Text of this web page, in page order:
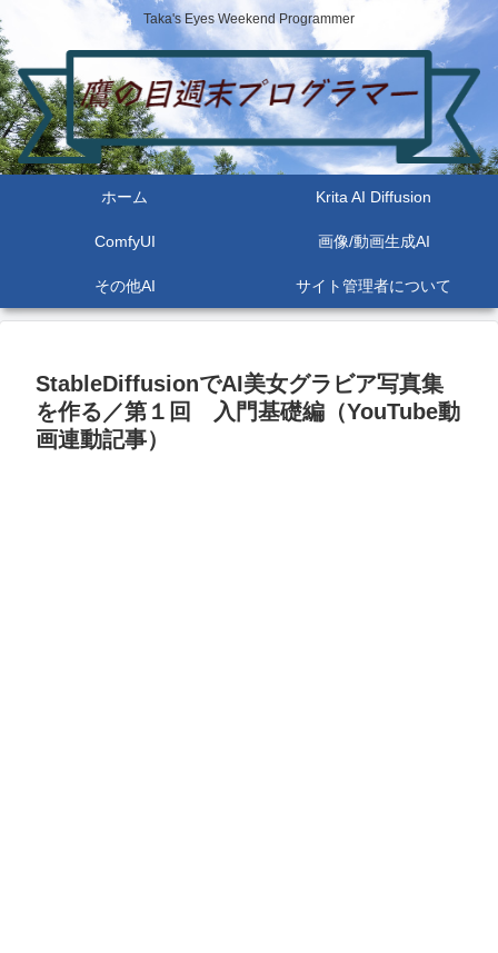
Taka's Eyes Weekend Programmer
ホーム Krita AI Diffusion
ComfyUI 画像/動画生成AI
その他AI サイト管理者について
StableDiffusionでAI美女グラビア写真集
を作る／第１回 入門基礎編（YouTube動
画連動記事）